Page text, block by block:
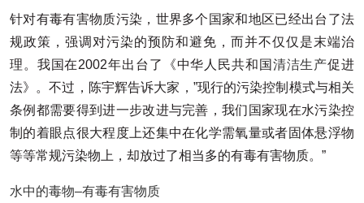
针对有毒有害物质污染，世界多个国家和地区已经出台了法
规政策，强调对污染的预防和避免，而并不仅仅是末端治
理。我国在2002年出台了《中华人民共和国 清洁生产促进
法》。不过，陈宇辉告诉大家，”现行的污染控制模式与相关
条例都需要得到进一步改进与完善，我们国家现在水污染控
制的着眼点很大程度上还集中在化学需氧量或者固体悬浮物
等等常规污染物上，却放过了相当多的有毒有害物质。”
水中的毒物–有毒有害物质